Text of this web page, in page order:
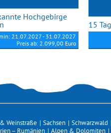
Hochgebirge
21.07.2027 - 31.07.2027
Preis ab: 2.099,00 Euro
15
Weinstraße | Sachsen | Schwarzwald
– Rumänien | Alpen & Dolomiten |